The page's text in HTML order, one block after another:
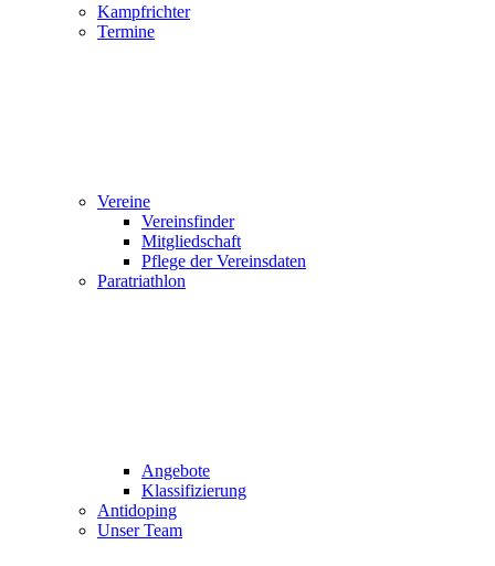
Kampfrichter
Termine
Vereine
Vereinsfinder
Mitgliedschaft
Pflege der Vereinsdaten
Paratriathlon
Angebote
Klassifizierung
Antidoping
Unser Team